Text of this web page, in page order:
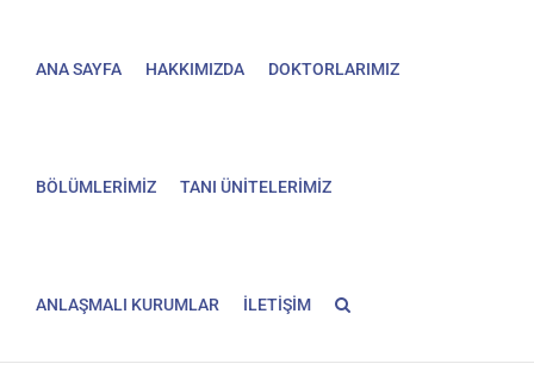
ANA SAYFA HAKKIMIZDA DOKTORLARIMIZ
BÖLÜMLERİMİZ TANI ÜNİTELERİMİZ
ANLAŞMALI KURUMLAR İLETİŞİM